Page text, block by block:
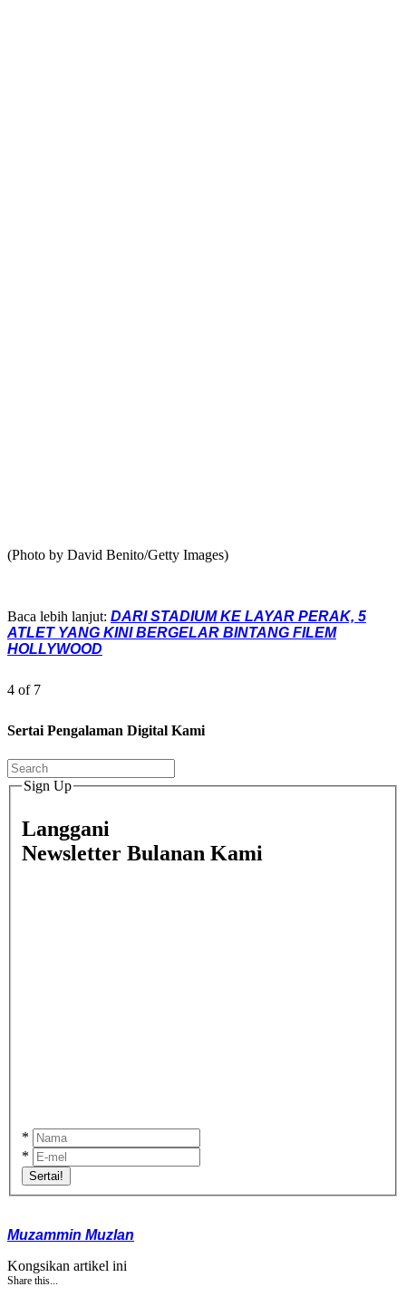
(Photo by David Benito/Getty Images)
Baca lebih lanjut: DARI STADIUM KE LAYAR PERAK, 5
ATLET YANG KINI BERGELAR BINTANG FILEM
HOLLYWOOD
4 of 7
Sertai Pengalaman Digital Kami
Sign Up
Langgani
Newsletter Bulanan Kami
*
*
Sertai!
Muzammin Muzlan
Kongsikan artikel ini
Share this...